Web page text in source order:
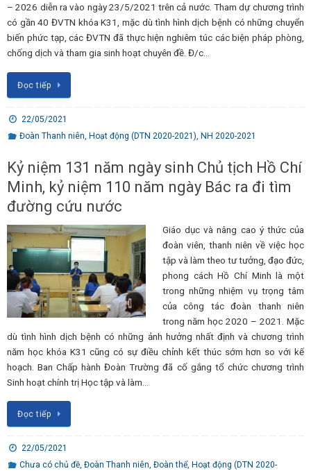
– 2026 diễn ra vào ngày 23/5/2021 trên cả nước. Tham dự chương trình
có gần 40 ĐVTN khóa K31, mặc dù tình hình dịch bệnh có những chuyển
biến phức tạp, các ĐVTN đã thực hiện nghiêm túc các biện pháp phòng,
chống dịch và tham gia sinh hoạt chuyên đề. Đ/c…
Đọc tiếp
22/05/2021
Đoàn Thanh niên Hoạt động (DTN 2020-2021) NH 2020-2021
Kỷ niệm 131 năm ngày sinh Chủ tịch Hồ Chí
Minh, kỷ niệm 110 năm ngày Bác ra đi tìm
đường cứu nước
Giáo dục và nâng cao ý thức của
đoàn viên, thanh niên về việc học
tập và làm theo tư tưởng, đạo đức,
phong cách Hồ Chí Minh là một
trong những nhiệm vụ trọng tâm
của công tác đoàn thanh niên
trong năm học 2020 – 2021. Mặc
dù tình hình dịch bệnh có những ảnh hưởng nhất định và chương trình
năm học khóa K31 cũng có sự điều chỉnh kết thúc sớm hơn so với kế
hoạch. Ban Chấp hành Đoàn Trường đã cố gắng tổ chức chương trình
Sinh hoạt chính trị Học tập và làm…
Đọc tiếp
22/05/2021
Chưa có chủ đề, Đoàn Thanh niên, Đoàn thể, Hoạt động (DTN 2020-